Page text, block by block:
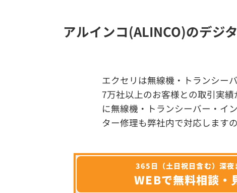
アルインコ(ALINCO)のデジ
エクセリは無線機・トランシー
7万社以上のお客様との取引実
に無線機・トランシーバー・イ
ター修理も弊社内で対応します
365日（土日祝日含む）深夜
WEBで無料相談・